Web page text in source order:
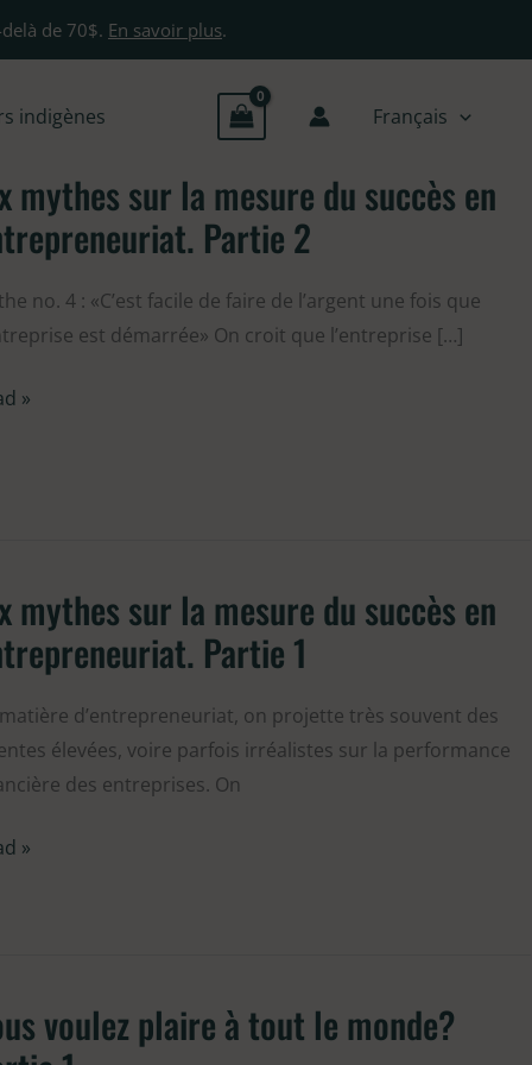
de 70$. En savoir plus.
indigènes Français
mythes sur la mesure du succès en
Partie 2
no. 4 : «C’est facile de faire de l’argent une fois que
est démarrée» On croit que l’entreprise […]
»
mythes sur la mesure du succès en
Partie 1
d’entrepreneuriat, on projette très souvent des
élevées, voire parfois irréalistes sur la performance
des entreprises. On
»
voulez plaire à tout le monde?